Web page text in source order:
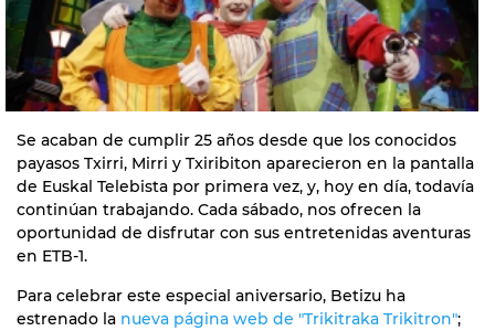
Se acaban de cumplir 25 años desde que los conocidos
payasos Txirri, Mirri y Txiribiton aparecieron en la pantalla
de Euskal Telebista por primera vez, y, hoy en día, todavía
continúan trabajando. Cada sábado, nos ofrecen la
oportunidad de disfrutar con sus entretenidas aventuras
en ETB-1.
Para celebrar este especial aniversario, Betizu ha
estrenado la nueva página web de "Trikitraka Trikitron";